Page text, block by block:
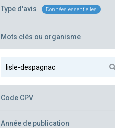
Type d'avis Données essentielles
Mots clés ou organisme
Code CPV
Année de publication